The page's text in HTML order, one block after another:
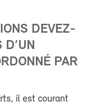
DEVEZ-
D’UN
PAR
il est courant